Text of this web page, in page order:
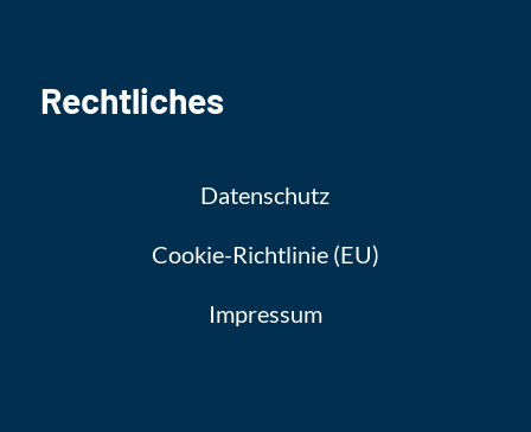
Rechtliches
Datenschutz
Cookie-Richtlinie (EU)
Impressum